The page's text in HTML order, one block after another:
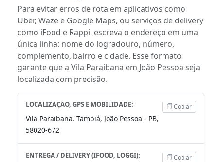
Para evitar erros de rota em aplicativos como
Uber, Waze e Google Maps, ou serviços de delivery
como iFood e Rappi, escreva o endereço em uma
única linha: nome do logradouro, número,
complemento, bairro e cidade. Esse formato
garante que a Vila Paraibana em João Pessoa seja
localizada com precisão.
LOCALIZAÇÃO, GPS E MOBILIDADE:
Vila Paraibana, Tambiá, João Pessoa - PB,
58020-672
Copiar
ENTREGA / DELIVERY (IFOOD, LOGGI): Copiar